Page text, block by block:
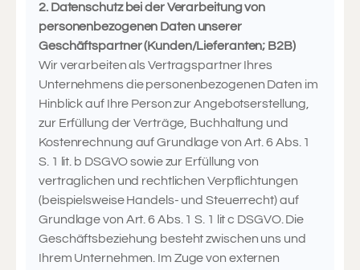
2. Datenschutz bei der Verarbeitung von
personenbezogenen Daten unserer
Geschäftspartner (Kunden/Lieferanten; B2B)
Wir verarbeiten als Vertragspartner Ihres
Unternehmens die personenbezogenen Daten im
Hinblick auf Ihre Person zur Angebotserstellung,
zur Erfüllung der Verträge, Buchhaltung und
Kostenrechnung auf Grundlage von Art. 6 Abs. 1
S. 1 lit. b DSGVO sowie zur Erfüllung von
vertraglichen und rechtlichen Verpflichtungen
(beispielsweise Handels- und Steuerrecht) auf
Grundlage von Art. 6 Abs. 1 S. 1 lit c DSGVO. Die
Geschäftsbeziehung besteht zwischen uns und
Ihrem Unternehmen. Im Zuge von externen